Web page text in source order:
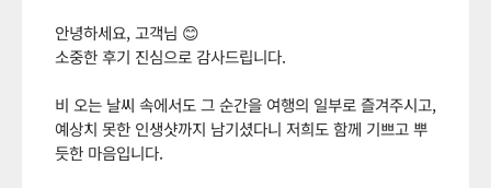
안녕하세요, 고객님 😊
소중한 후기 진심으로 감사드립니다.
비 오는 날씨 속에서도 그 순간을 여행의 일부로 즐겨주시고,
예상치 못한 인생샷까지 남기셨다니 저희도 함께 기쁘고 뿌
듯한 마음입니다.